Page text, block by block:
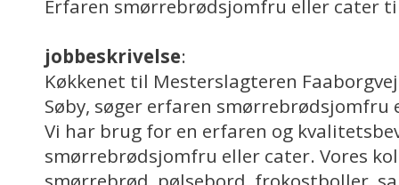
Erfaren smørrebrødsjomfru eller cater
jobbeskrivelse:
Køkkenet til Mesterslagteren
Søby, søger erfaren
Vi har brug for en erfaren og
smørrebrødsjomfru eller cater. Vores